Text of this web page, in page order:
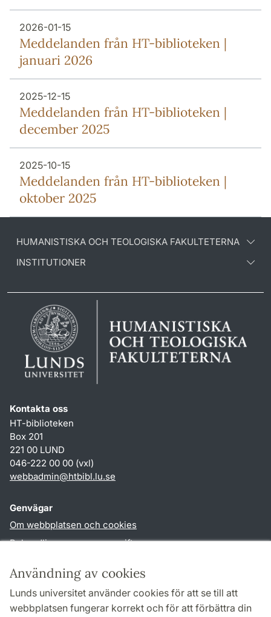
Användning av cookies
Lunds universitet använder cookies för att se till att
webbplatsen fungerar korrekt och för att förbättra din
2026-01-15
Meddelanden från HT-biblioteken |
januari 2026
2025-12-15
Meddelanden från HT-biblioteken |
december 2025
2025-10-15
Meddelanden från HT-biblioteken |
oktober 2025
HUMANISTISKA OCH TEOLOGISKA FAKULTETERNA
INSTITUTIONER
Kontakta oss
HT-biblioteken
Box 201
221 00 LUND
046-222 00 00 (vxl)
webbadmin@htbibl.lu.se
Genvägar
Om webbplatsen och cookies
Behandling av personuppgifter
TYPO3-login
Följ oss i sociala medier